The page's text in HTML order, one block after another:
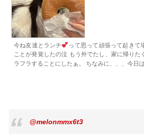
今ね友達とランチ
って思って頑張って起きて
ことが発覚したの泣 もう外でたし、家に帰りた
ラフラすることにしたぁ。 ちなみに、、、今日
@melonmmx6t3